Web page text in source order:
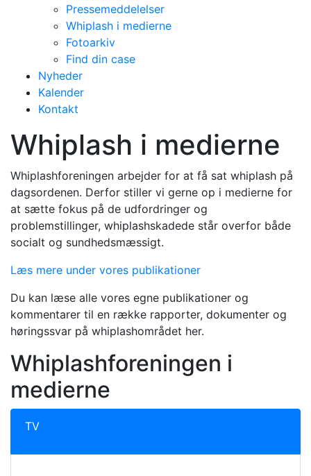
Pressemeddelelser
Whiplash i medierne
Fotoarkiv
Find din case
Nyheder
Kalender
Kontakt
Whiplash i medierne
Whiplashforeningen arbejder for at få sat whiplash på
dagsordenen. Derfor stiller vi gerne op i medierne for
at sætte fokus på de udfordringer og
problemstillinger, whiplashskadede står overfor både
socialt og sundhedsmæssigt.
Læs mere under vores publikationer
Du kan læse alle vores egne publikationer og
kommentarer til en række rapporter, dokumenter og
høringssvar på whiplashområdet her.
Whiplashforeningen i
medierne
TV